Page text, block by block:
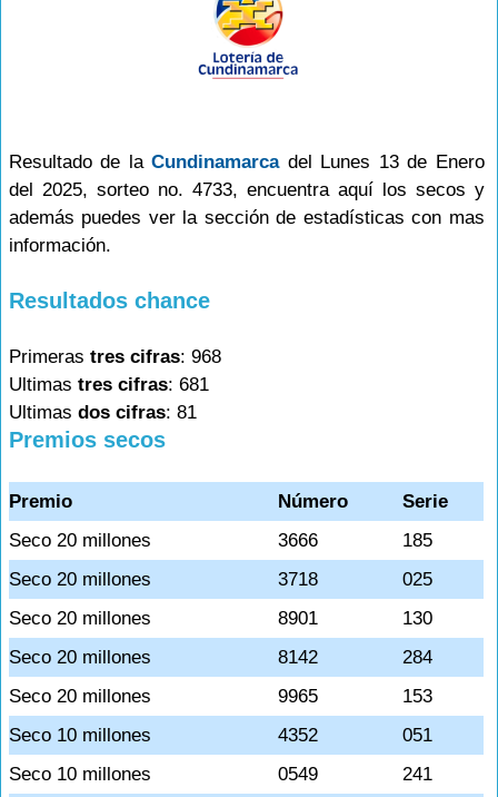
Resultado de laCundinamarcadel Lunes 13 de Enero
del 2025, sorteo no. 4733, encuentra aquí los secos y
además puedes ver la sección de estadísticas con mas
información.
Resultados chance
Primeras tres cifras: 968
Ultimas tres cifras: 681
Ultimas dos cifras: 81
Premios secos
Premio Número
Serie
Seco 20 millones
3666
185
Seco 20 millones
3718
025
Seco 20 millones
8901
130
Seco 20 millones
8142
284
Seco 20 millones
9965
153
Seco 10 millones
4352
051
Seco 10 millones
0549
241